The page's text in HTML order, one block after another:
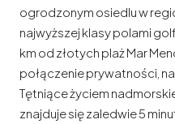
ogrodzonym osiedlu w
najwyższej klasy polami
km od złotych plaż Mar
połączenie prywatności,
Tętniące życiem
znajduje się zaledwie 5